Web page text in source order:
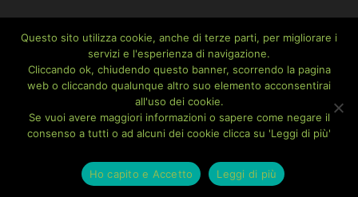
Azienda Contatti
Privacy Policy
Cookie Policy
Realizzato da Internodo S.r.l. | Copyright 2016-2026 ©
€ 10.000 | Iscritta al Registro delle Imprese di Trento
Questo sito utilizza cookie, anche di terze parti, per migliorare i
servizi e l'esperienza di navigazione.
Cliccando ok, chiudendo questo banner, scorrendo la pagina
web o cliccando qualunque altro suo elemento acconsentirai
all'uso dei cookie.
Se vuoi avere maggiori informazioni o sapere come negare il
consenso a tutti o ad alcuni dei cookie clicca su 'Leggi di più'
Ho capito e Accetto Leggi di più